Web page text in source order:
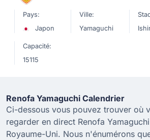
Pays:
Japon
Ville:
Yamaguchi
Capacité:
15115
Renofa Yamaguchi Calendrier
Ci-dessous vous pouvez trouver où
regarder en direct Renofa
Royaume-Uni. Nous n'énumérons